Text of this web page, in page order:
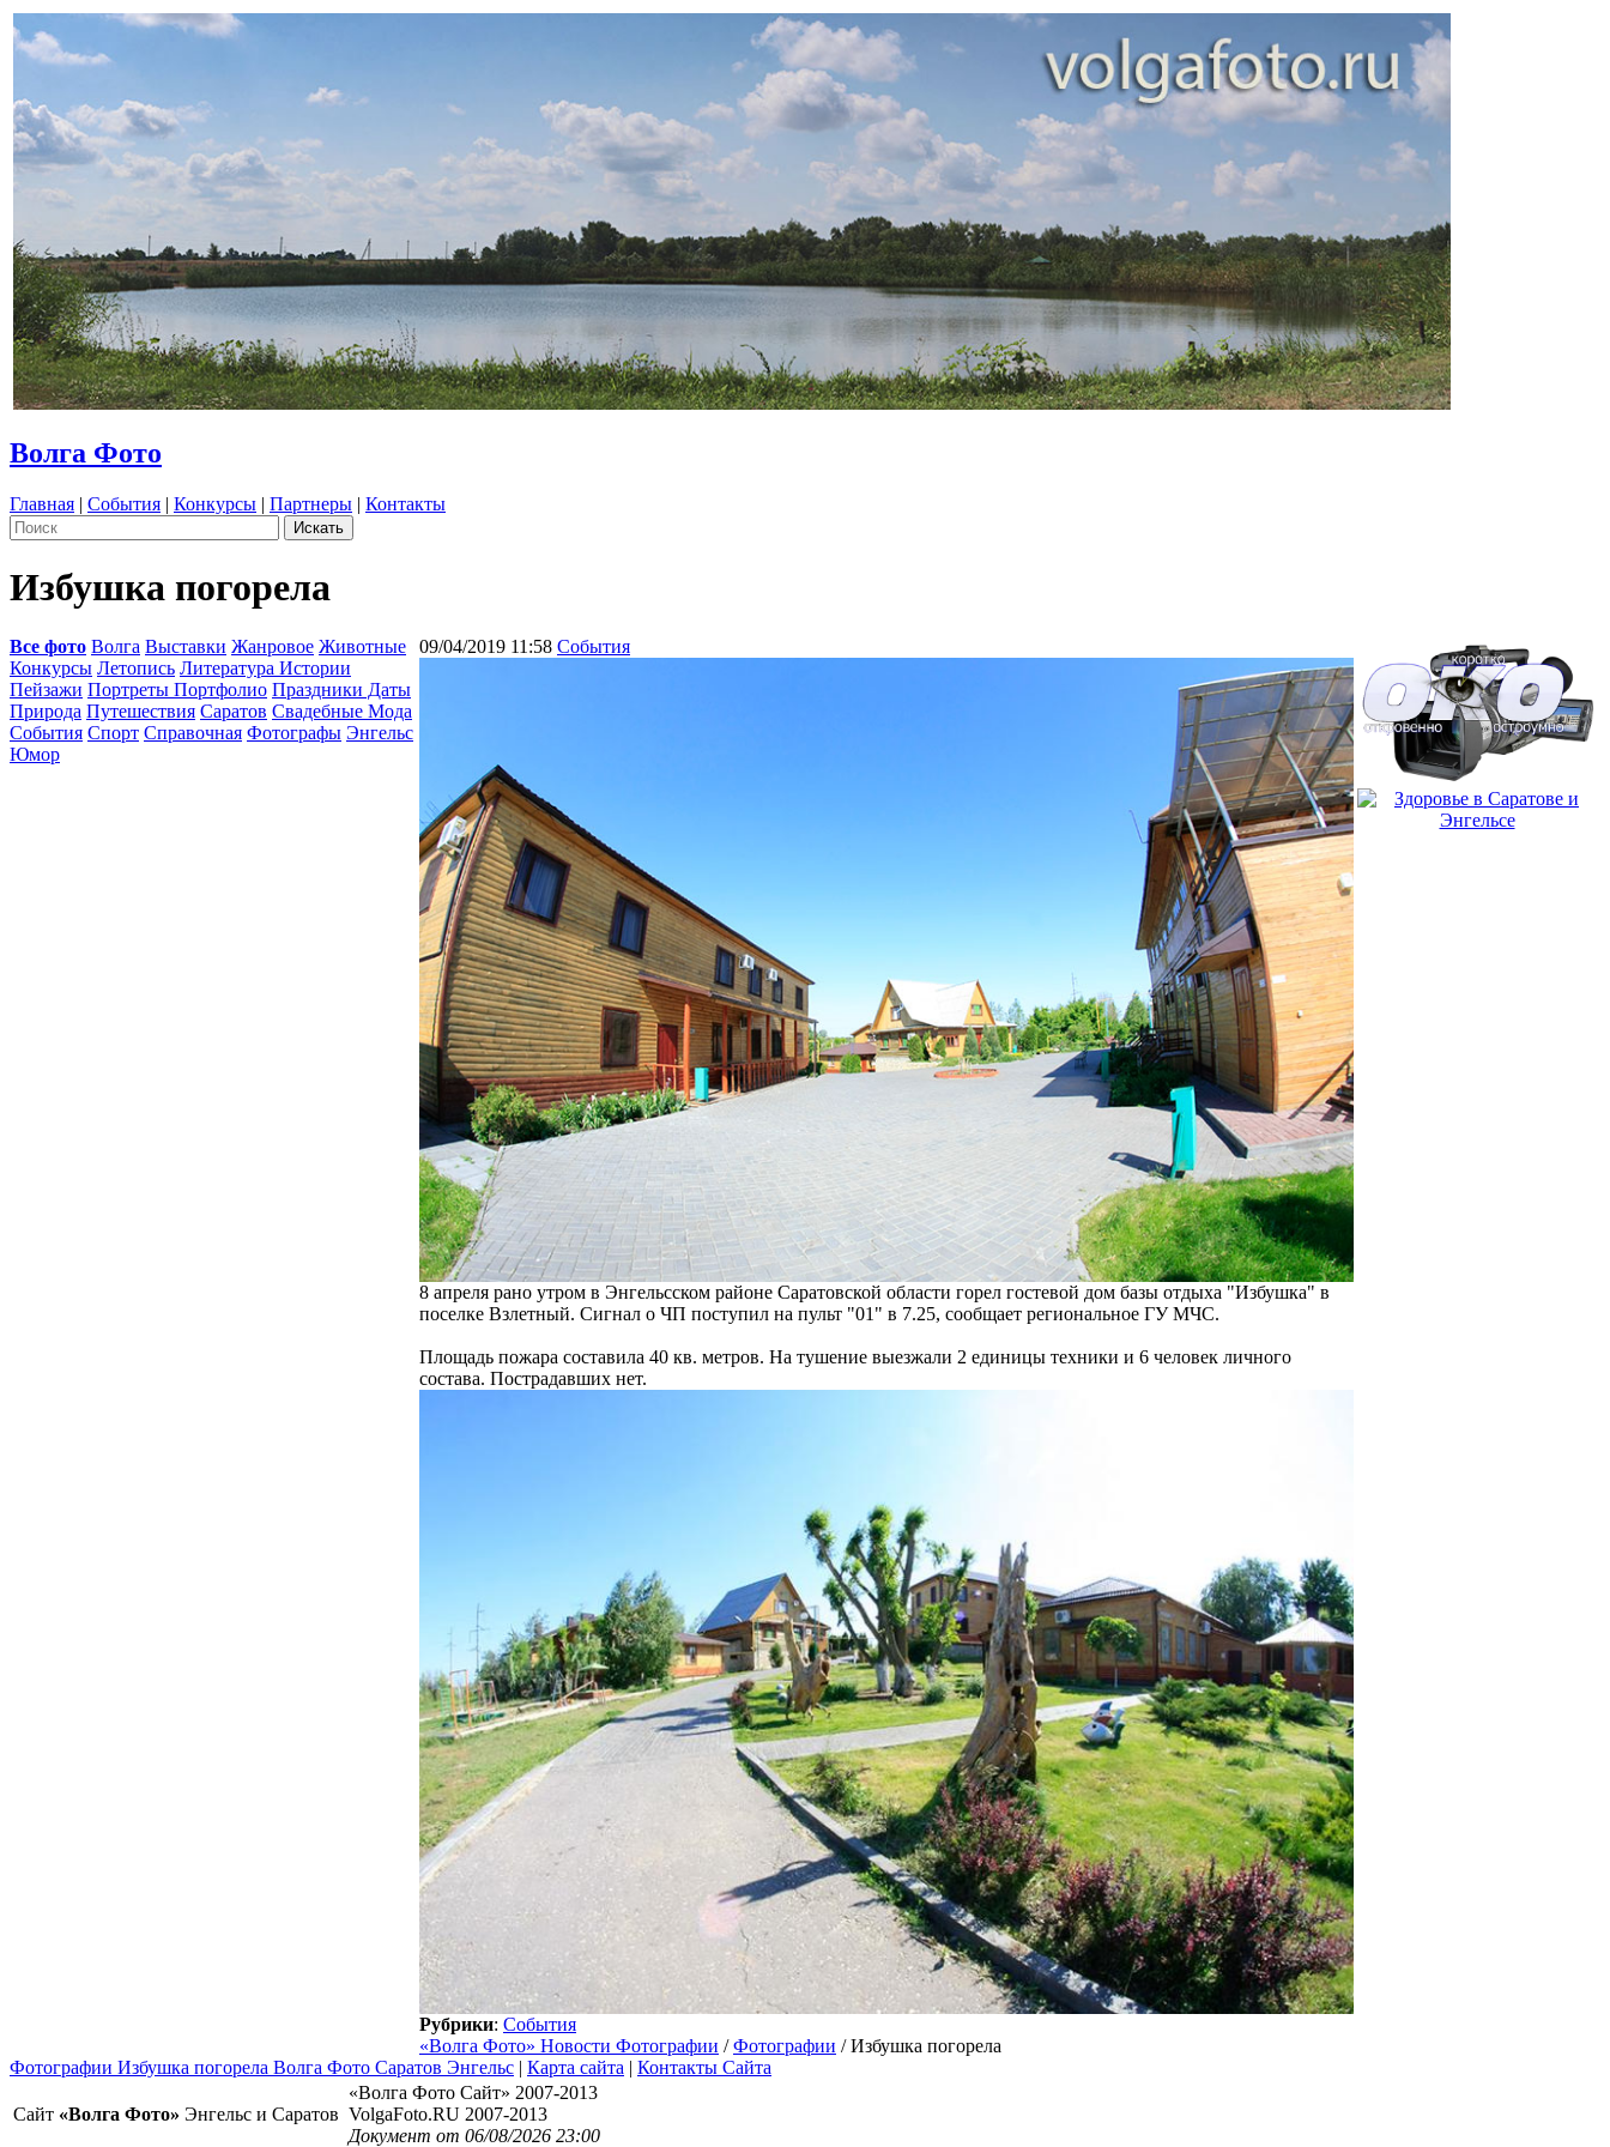
Волга Фото
Главная | События | Конкурсы | Партнеры | Контакты
Избушка погорела
Все фото Волга Выставки Жанровое Животные
Конкурсы Летопись Литература Истории
Пейзажи Портреты Портфолио Праздники Даты
Природа Путешествия Саратов Свадебные Мода
События Спорт Справочная Фотографы Энгельс
Юмор
09/04/2019 11:58 События
8 апреля рано утром в Энгельсском районе Саратовской области горел гостевой дом базы отдыха "Избушка" в
поселке Взлетный. Сигнал о ЧП поступил на пульт "01" в 7.25, сообщает региональное ГУ МЧС.
Площадь пожара составила 40 кв. метров. На тушение выезжали 2 единицы техники и 6 человек личного
состава. Пострадавших нет.
Рубрики: События
«Волга Фото» Новости Фотографии /Фотографии / Избушка погорела
Фотографии Избушка погорела Волга Фото Саратов Энгельс | Карта сайта | Контакты Сайта
Сайт «Волга Фото» Энгельс и Саратов
«Волга Фото Сайт» 2007-2013
VolgaFoto.RU 2007-2013
Документ от 06/08/2026 23:00